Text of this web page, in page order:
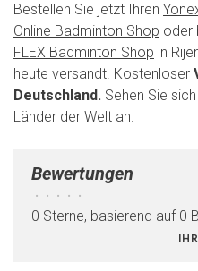
Bestellen Sie jetzt Ihren
Online Badminton Shop oder
FLEX Badminton Shop in
heute versandt. Kostenloser
Deutschland. Sehen Sie
Länder der Welt an.
Bewertungen
• • • • •
0 Sterne, basierend auf 0